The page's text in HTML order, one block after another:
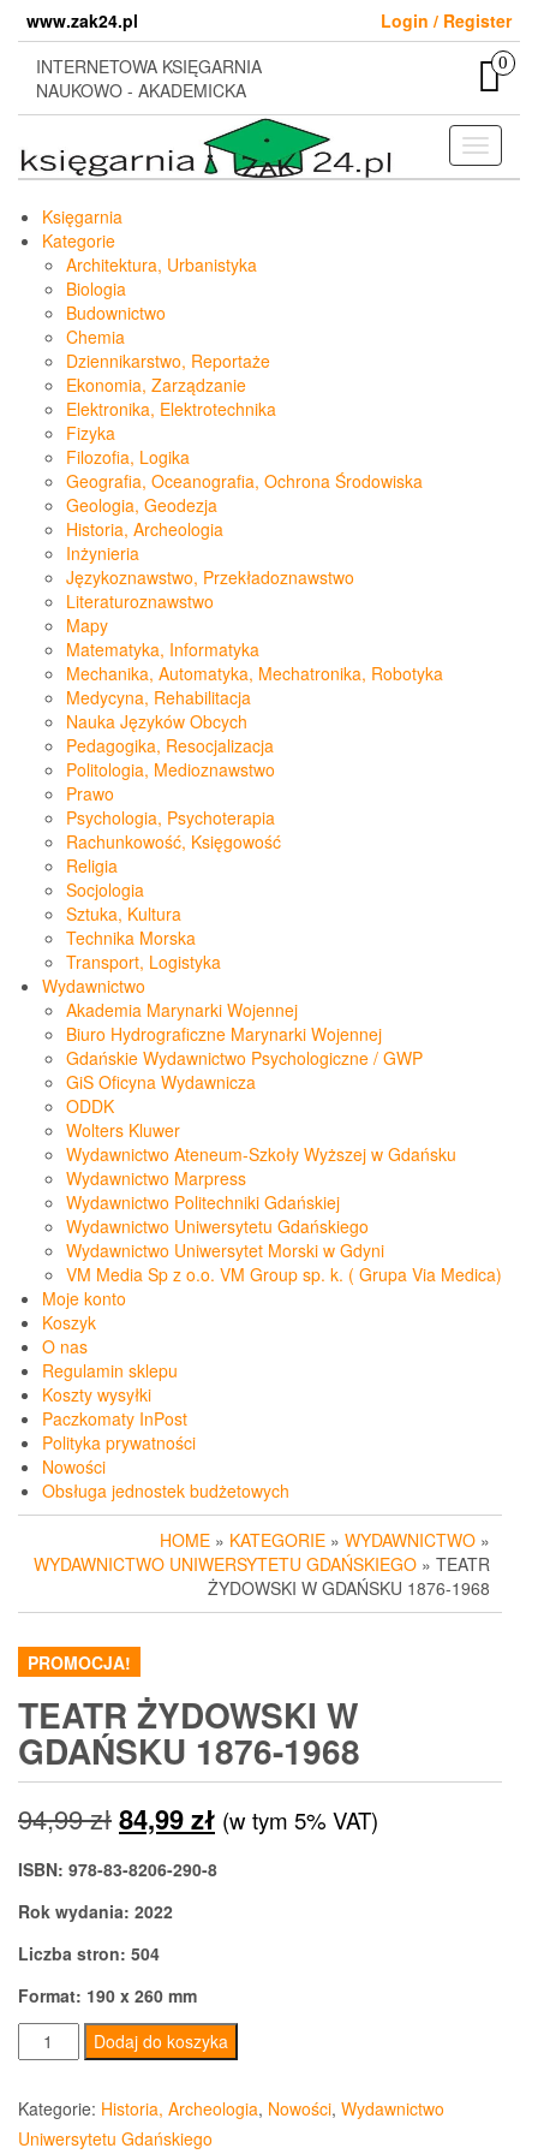
content
www.zak24.pl
Login / Register
INTERNETOWA KSIĘGARNIA
NAUKOWO - AKADEMICKA
0
Toggle
Księgarnia
Kategorie
Architektura, Urbanistyka
Biologia
Budownictwo
Chemia
Dziennikarstwo, Reportaże
Ekonomia, Zarządzanie
Elektronika, Elektrotechnika
Fizyka
Filozofia, Logika
Geografia, Oceanografia, Ochrona Środowiska
Geologia, Geodezja
Historia, Archeologia
Inżynieria
Językoznawstwo, Przekładoznawstwo
Literaturoznawstwo
Mapy
Matematyka, Informatyka
Mechanika, Automatyka, Mechatronika, Robotyka
Medycyna, Rehabilitacja
Nauka Języków Obcych
Pedagogika, Resocjalizacja
Politologia, Medioznawstwo
Prawo
Psychologia, Psychoterapia
Rachunkowość, Księgowość
Religia
Socjologia
Sztuka, Kultura
Technika Morska
Transport, Logistyka
Wydawnictwo
Akademia Marynarki Wojennej
Biuro Hydrograficzne Marynarki Wojennej
Gdańskie Wydawnictwo Psychologiczne / GWP
GiS Oficyna Wydawnicza
ODDK
Wolters Kluwer
Wydawnictwo Ateneum-Szkoły Wyższej w Gdańsku
Wydawnictwo Marpress
Wydawnictwo Politechniki Gdańskiej
Wydawnictwo Uniwersytetu Gdańskiego
Wydawnictwo Uniwersytet Morski w Gdyni
VM Media Sp z o.o. VM Group sp. k. ( Grupa Via Medica)
Moje konto
Koszyk
O nas
Regulamin sklepu
Koszty wysyłki
Paczkomaty InPost
Polityka prywatności
Nowości
Obsługa jednostek budżetowych
HOME » KATEGORIE » WYDAWNICTWO »
WYDAWNICTWO UNIWERSYTETU GDAŃSKIEGO » TEATR
ŻYDOWSKI W GDAŃSKU 1876-1968
PROMOCJA!
TEATR ŻYDOWSKI W
GDAŃSKU 1876-1968
94,99złPierwotna
cena
wynosiła:
94,99 zł.
84,99złAktualna
cena
(w tym 5% VAT)
ISBN: 978-83-8206-290-8
Rok wydania: 2022
Liczba stron: 504
Format: 190 x 260 mm
ilość
Teatr
żydowski
w
Dodaj do koszyka
Kategorie: Historia, Archeologia, Nowości, Wydawnictwo
Uniwersytetu Gdańskiego